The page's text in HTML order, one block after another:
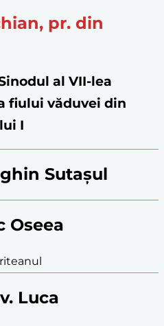
pr. din
al VII-lea
fiului văduvei din
I
Sutașul
Oseea
Luca